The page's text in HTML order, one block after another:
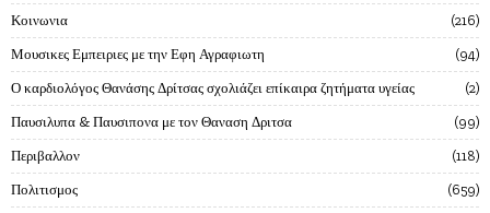
Κοινωνια 216
Μουσικες Εμπειριες με την Εφη Αγραφιωτη 94
Ο καρδιολόγος Θανάσης Δρίτσας σχολιάζει επίκαιρα ζητήματα υγείας 2
Παυσιλυπα & Παυσιπονα με τον Θαναση Δριτσα 99
Περιβαλλον 118
Πολιτισμος 659